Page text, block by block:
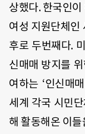
상했다.한국인이
여성 지원단체인
후로 두번째다.
신매매 방지를
여하는 ‘인신매
세계 각국 시민
해 활동해온 이